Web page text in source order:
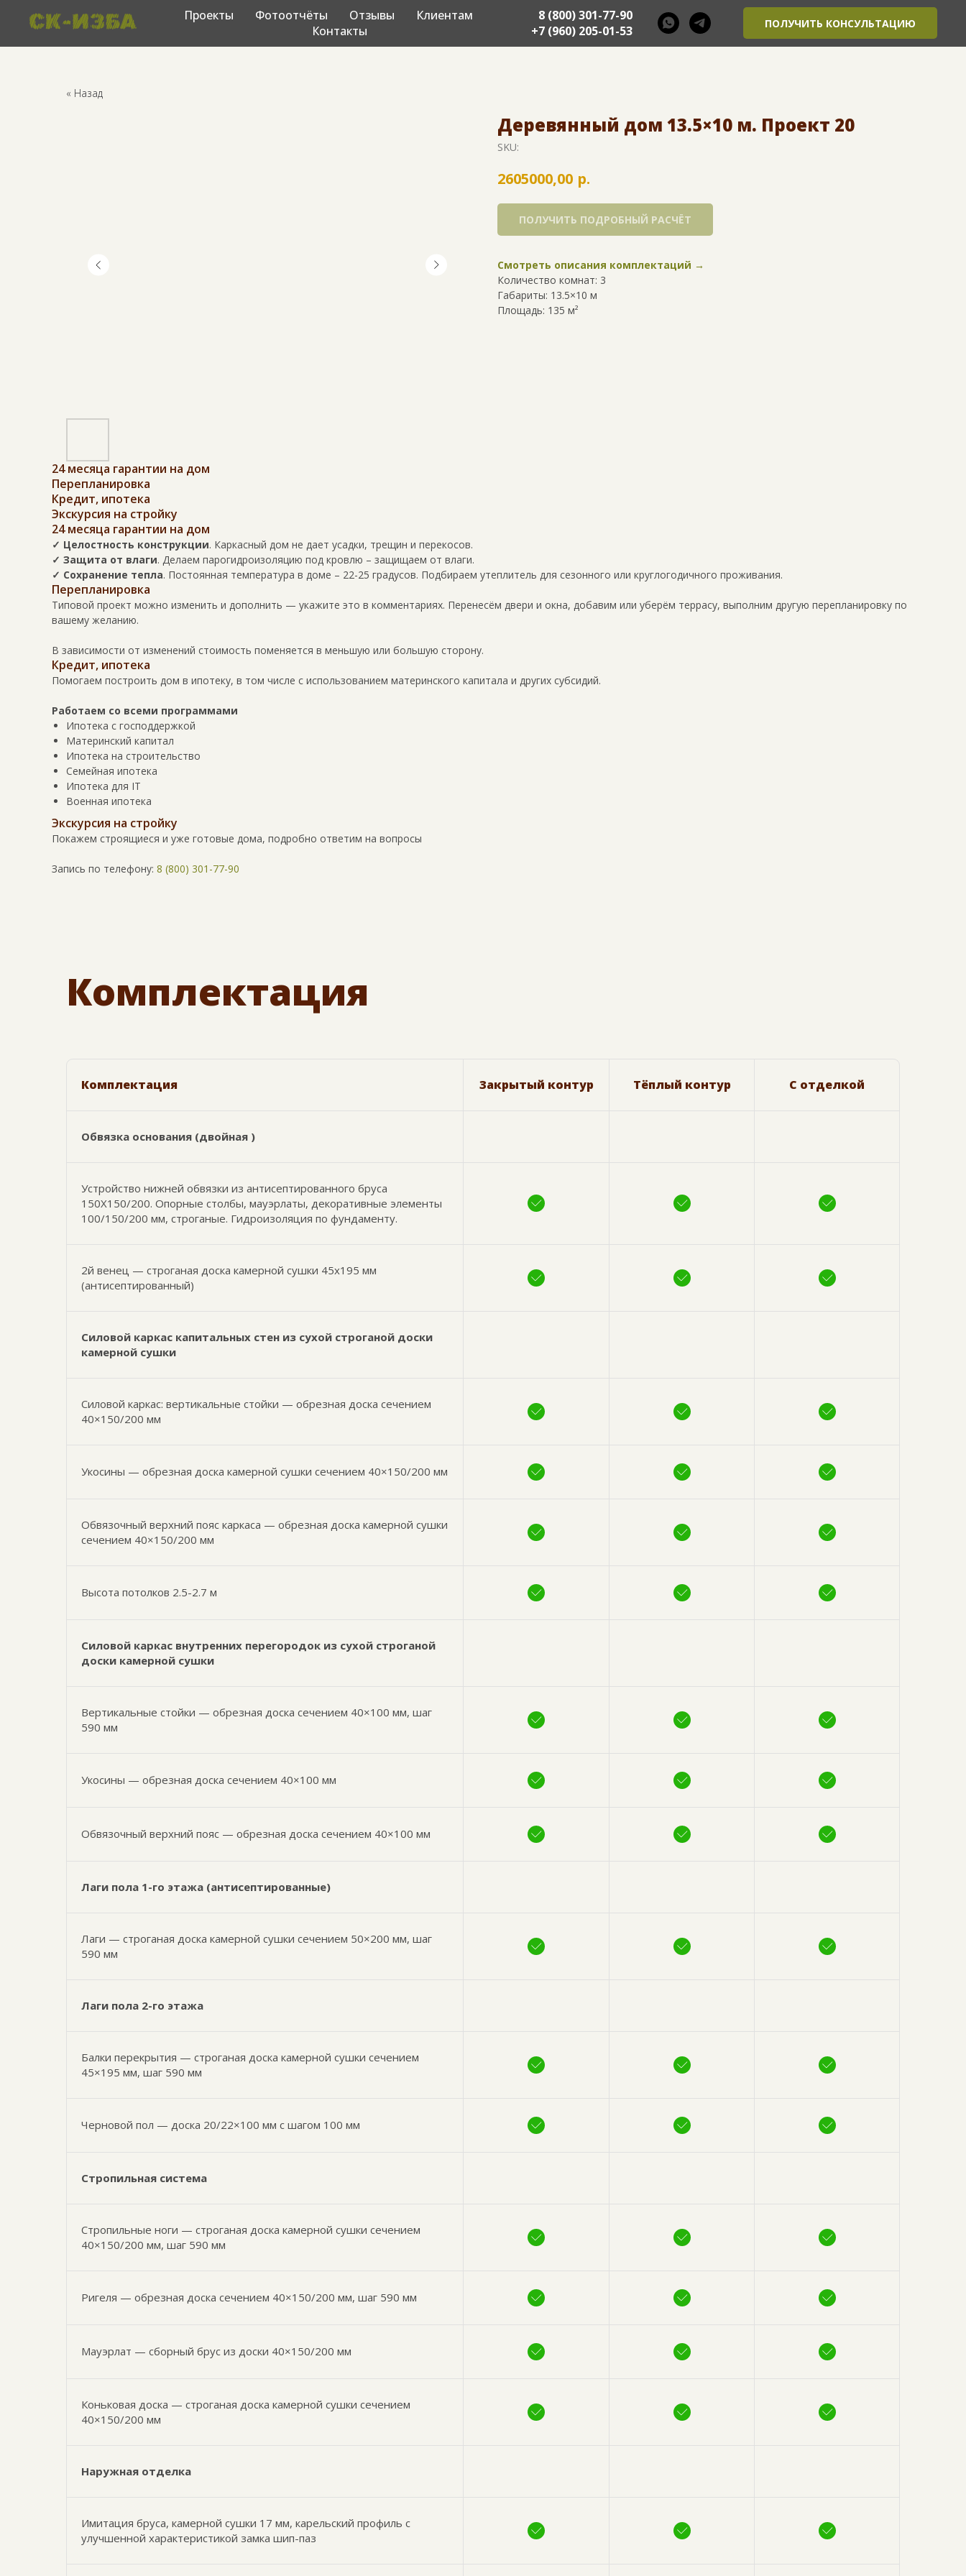
Проекты Фотоотчёты Отзывы
Клиентам
Контакты
8 (800) 301-77-90
+7 (960) 205-01-53
ПОЛУЧИТЬ КОНСУЛЬТАЦИЮ
« Назад
Деревянный дом 13.5×10 м. Проект 20
SKU:
2605000,00 р.
ПОЛУЧИТЬ ПОДРОБНЫЙ РАСЧЁТ
Смотреть описания комплектаций →
Количество комнат: 3
Габариты: 13.5×10 м
Площадь: 135 м²
24 месяца гарантии на дом
Перепланировка
Кредит, ипотека
Экскурсия на стройку
24 месяца гарантии на дом
✓ Целостность конструкции. Каркасный дом не дает усадки, трещин и перекосов.
✓ Защита от влаги. Делаем парогидроизоляцию под кровлю – защищаем от влаги.
✓ Сохранение тепла. Постоянная температура в доме – 22-25 градусов. Подбираем утеплитель для сезонного или круглогодичного проживания.
Перепланировка
Типовой проект можно изменить и дополнить — укажите это в комментариях. Перенесём двери и окна, добавим или уберём террасу, выполним другую перепланировку по
вашему желанию.
В зависимости от изменений стоимость поменяется в меньшую или большую сторону.
Кредит, ипотека
Помогаем построить дом в ипотеку, в том числе с использованием материнского капитала и других субсидий.
Работаем со всеми программами
Ипотека с господдержкой
Материнский капитал
Ипотека на строительство
Семейная ипотека
Ипотека для IT
Военная ипотека
Экскурсия на стройку
Покажем строящиеся и уже готовые дома, подробно ответим на вопросы
Запись по телефону: 8 (800) 301-77-90
Комплектация
Комплектация Закрытый контур Тёплый контур С отделкой
Обвязка основания (двойная )
Устройство нижней обвязки из антисептированного бруса
150Х150/200. Опорные столбы, мауэрлаты, декоративные элементы
100/150/200 мм, строганые. Гидроизоляция по фундаменту.
2й венец — строганая доска камерной сушки 45х195 мм
(антисептированный)
Силовой каркас капитальных стен из сухой строганой доски
камерной сушки
Силовой каркас: вертикальные стойки — обрезная доска сечением
40×150/200 мм
Укосины — обрезная доска камерной сушки сечением 40×150/200 мм
Обвязочный верхний пояс каркаса — обрезная доска камерной сушки
сечением 40×150/200 мм
Высота потолков 2.5-2.7 м
Силовой каркас внутренних перегородок из сухой строганой
доски камерной сушки
Вертикальные стойки — обрезная доска сечением 40×100 мм, шаг
590 мм
Укосины — обрезная доска сечением 40×100 мм
Обвязочный верхний пояс — обрезная доска сечением 40×100 мм
Лаги пола 1-го этажа (антисептированные)
Лаги — строганая доска камерной сушки сечением 50×200 мм, шаг
590 мм
Лаги пола 2-го этажа
Балки перекрытия — строганая доска камерной сушки сечением
45×195 мм, шаг 590 мм
Черновой пол — доска 20/22×100 мм с шагом 100 мм
Стропильная система
Стропильные ноги — строганая доска камерной сушки сечением
40×150/200 мм, шаг 590 мм
Ригеля — обрезная доска сечением 40×150/200 мм, шаг 590 мм
Мауэрлат — сборный брус из доски 40×150/200 мм
Коньковая доска — строганая доска камерной сушки сечением
40×150/200 мм
Наружная отделка
Имитация бруса, камерной сушки 17 мм, карельский профиль с
улучшенной характеристикой замка шип-паз